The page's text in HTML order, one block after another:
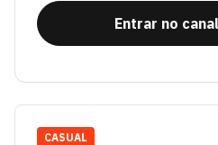
Entrar no
CASUAL